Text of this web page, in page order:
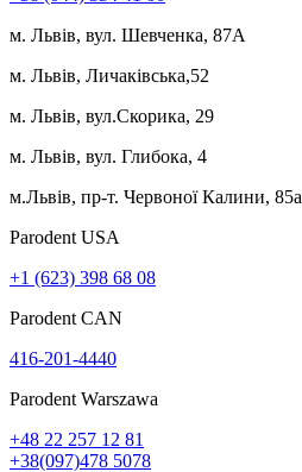
м. Львів, вул. Шевченка, 87А
м. Львів, Личаківська,52
м. Львів, вул.Скорика, 29
м. Львів, вул. Глибока, 4
м.Львів, пр-т. Червоної Калини, 85а
Parodent USА
+1 (623) 398 68 08
Parodent CAN
416-201-4440
Parodent Warszawa
+48 22 257 12 81
+38(097)478 5078